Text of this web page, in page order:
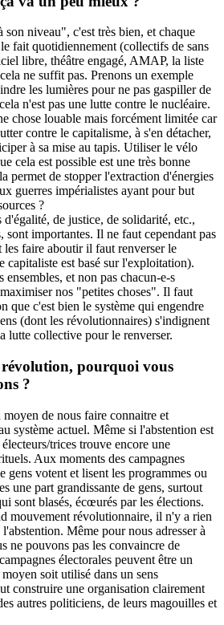
son niveau", c'est très bien, et chaque
fait quotidiennement (collectifs de sans
libre, théâtre engagé, AMAP, la liste
ne suffit pas. Prenons un exemple
les lumières pour ne pas gaspiller de
n'est pas une lutte contre le nucléaire.
chose louable mais forcément limitée car
contre le capitalisme, à s'en détacher,
à sa mise au tapis. Utiliser le vélo
cela est possible est une très bonne
permet de stopper l'extraction d'énergies
guerres impérialistes ayant pour but
?
de justice, de solidarité, etc.,
sont importantes. Il ne faut cependant pas
faire aboutir il faut renverser le
capitaliste est basé sur l'exploitation).
et non pas chacun-e-s
nos "petites choses". Il faut
que c'est bien le système qui engendre
(dont les révolutionnaires) s'indignent
lutte collective pour le renverser.
révolution, pourquoi vous
?
de nous faire connaitre et
système actuel. Même si l'abstention est
trices trouve encore une
Aux moments des campagnes
gens votent et lisent les programmes ou
une part grandissante de gens, surtout
sont blasés, écœurés par les élections.
mouvement révolutionnaire, il n'y a rien
Même pour nous adresser à
ne pouvons pas les convaincre de
électorales peuvent être un
soit utilisé dans un sens
construire une organisation clairement
autres politiciens, de leurs magouilles et